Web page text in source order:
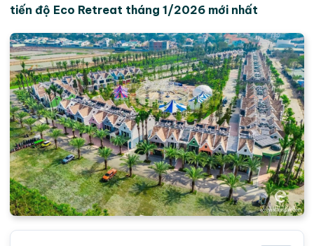
tiến độ Eco Retreat tháng 1/2026 mới nhất